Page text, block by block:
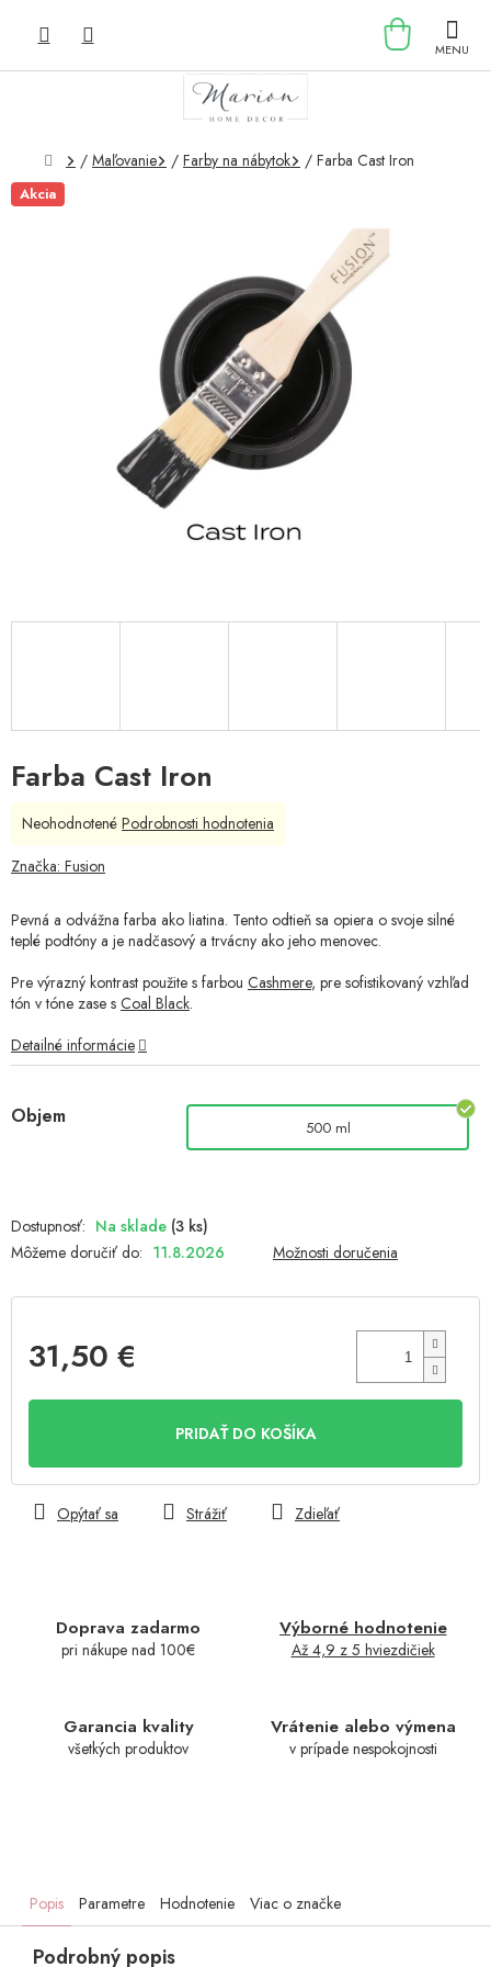
KOŠÍK
Domov
/ Maľovanie / Farby na nábytok / Farba Cast Iron
Akcia
Farba Cast Iron
Objem 500 ml
Na sklade (3 ks)
Môžeme doručiť do: 11.8.2026 Možnosti doručenia
31,50 €
PRIDAŤ DO KOŠÍKA
Doprava zadarmo
pri nákupe nad 100€
Výborné hodnotenie
Až 4,9 z 5 hviezdičiek
Garancia kvality
všetkých produktov
Vrátenie alebo výmena
v prípade nespokojnosti
Pevná a odvážna farba ako liatina. Tento odtieň sa opiera o svoje silné
teplé podtóny a je nadčasový a trvácny ako jeho menovec.
Pre výrazný kontrast použite s farbou Cashmere, pre sofistikovaný vzhľad
tón v tóne zase s Coal Black.
Detailné informácie
Opýtať sa Strážiť Zdieľať
Priemerné
produktu
z
5
Neohodnotené Podrobnosti hodnotenia
Značka: Fusion
Popis Parametre Hodnotenie Viac o značke
Podrobný popis